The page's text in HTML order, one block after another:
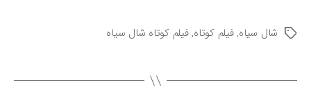
ب
س
شال سیاه,فیلم کوتاه,فیلم کوتاه شال سیاه